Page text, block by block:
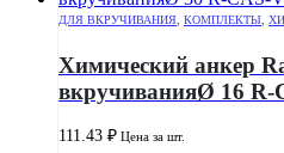
ДЛЯ ВКРУЧИВАНИЯ КОМПЛЕКТЫ
Химический анкер
вкручиванияØ 16 R-
111.43 ₽ Цена за шт.